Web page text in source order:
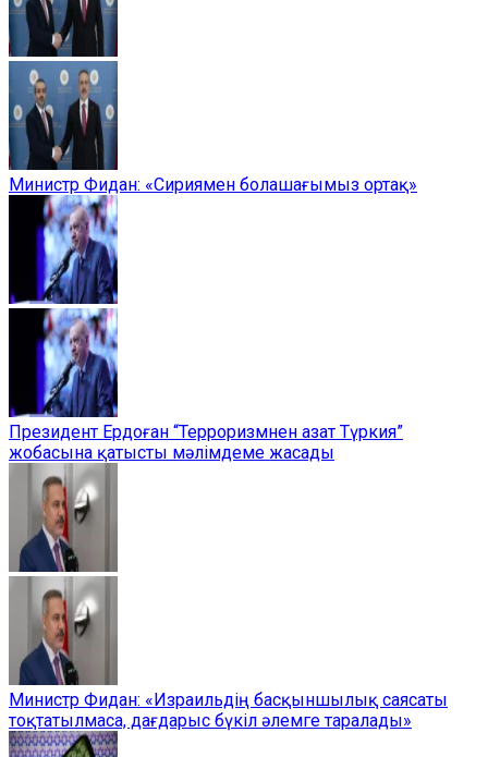
Министр Фидан: «Сириямен болашағымыз ортақ»
Президент Ердоған “Терроризмнен азат Түркия”
жобасына қатысты мәлімдеме жасады
Министр Фидан: «Израильдің басқыншылық саясаты
тоқтатылмаса, дағдарыс бүкіл әлемге таралады»